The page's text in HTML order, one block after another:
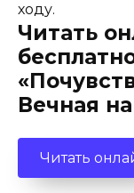
ходу.
Читать
Вечная
Читать